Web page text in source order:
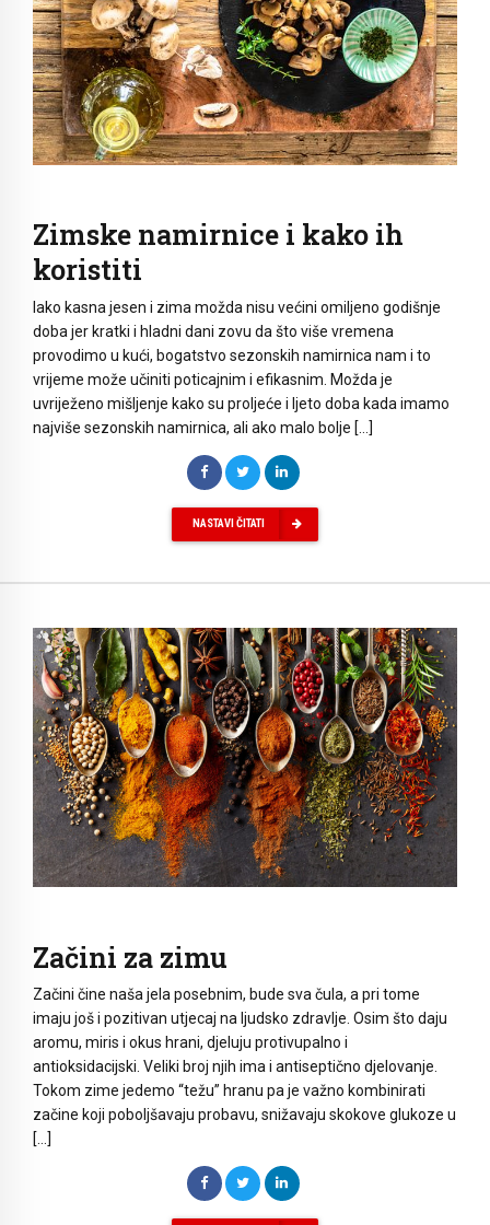
Zimske namirnice i kako ih
koristiti
Iako kasna jesen i zima možda nisu većini omiljeno godišnje
doba jer kratki i hladni dani zovu da što više vremena
provodimo u kući, bogatstvo sezonskih namirnica nam i to
vrijeme može učiniti poticajnim i efikasnim. Možda je
uvriježeno mišljenje kako su proljeće i ljeto doba kada imamo
najviše sezonskih namirnica, ali ako malo bolje […]
NASTAVI ČITATI
Začini za zimu
Začini čine naša jela posebnim, bude sva čula, a pri tome
imaju još i pozitivan utjecaj na ljudsko zdravlje. Osim što daju
aromu, miris i okus hrani, djeluju protivupalno i
antioksidacijski. Veliki broj njih ima i antiseptično djelovanje.
Tokom zime jedemo “težu” hranu pa je važno kombinirati
začine koji poboljšavaju probavu, snižavaju skokove glukoze u
[…]